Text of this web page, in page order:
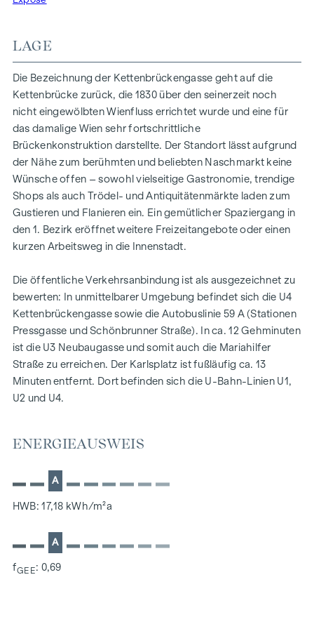
Wohnungen außergewöhnlichen Luxus ein. Der hochwertige
außergewöhnliche Optik und verströmt eine angenehm
entschleunigende Wirkung. Großzügige Fensterfronten mit
klassisch edlen Sprossen unterstreichen auf meisterhafte
Weise den vornehmen Charakter des Gebäudes – innen wie
außen. Dank klimatisierter Wohnräume in allen Geschoßen
Perlgoldene Stabgeländer schmücken die Freibereiche und
werden zum wertvollen Designelement. Ihre besondere
Eleganz ergibt sich durch sanfte Rundungen und größte
Hochwertiges Fischgrätparkett
Alle Wohnräume klimatisiert
Exquisite Sanitärobjekte in den Bädern
Edles, italienisches Feinsteinzeug
Gegensprechanlage mit Video-Option
Komfortable Paketboxanlage
Online-Hausverwaltung mittels Puck-App
46 exklusive Eigentumswohnungen
Größen von 50 bis 170 m²
2 bis 4 Zimmer
Balkone, Terrassen, Dach- und Gartenterrassen
WOHNUNG STIEGE 1 | TOP 10
LAGE
Die Bezeichnung der Kettenbrückengasse geht auf die
Kettenbrücke zurück, die 1830 über den seinerzeit noch
nicht eingewölbten Wienfluss errichtet wurde und eine für
das damalige Wien sehr fortschrittliche
Brückenkonstruktion darstellte. Der Standort lässt aufgrund
der Nähe zum berühmten und beliebten Naschmarkt keine
Wünsche offen – sowohl vielseitige Gastronomie, trendige
Shops als auch Trödel- und Antiquitätenmärkte laden zum
Gustieren und Flanieren ein. Ein gemütlicher Spaziergang in
den 1. Bezirk eröffnet weitere Freizeitangebote oder einen
kurzen Arbeitsweg in die Innenstadt.
Die öffentliche Verkehrsanbindung ist als ausgezeichnet zu
bewerten: In unmittelbarer Umgebung befindet sich die U4
Kettenbrückengasse sowie die Autobuslinie 59 A (Stationen
Pressgasse und Schönbrunner Straße). In ca. 12 Gehminuten
ist die U3 Neubaugasse und somit auch die Mariahilfer
Straße zu erreichen. Der Karlsplatz ist fußläufig ca. 13
Minuten entfernt. Dort befinden sich die U-Bahn-Linien U1,
U2 und U4.
ENERGIEAUSWEIS
A
HWB: 17,18 kWh/m²a
A
fGEE: 0,69